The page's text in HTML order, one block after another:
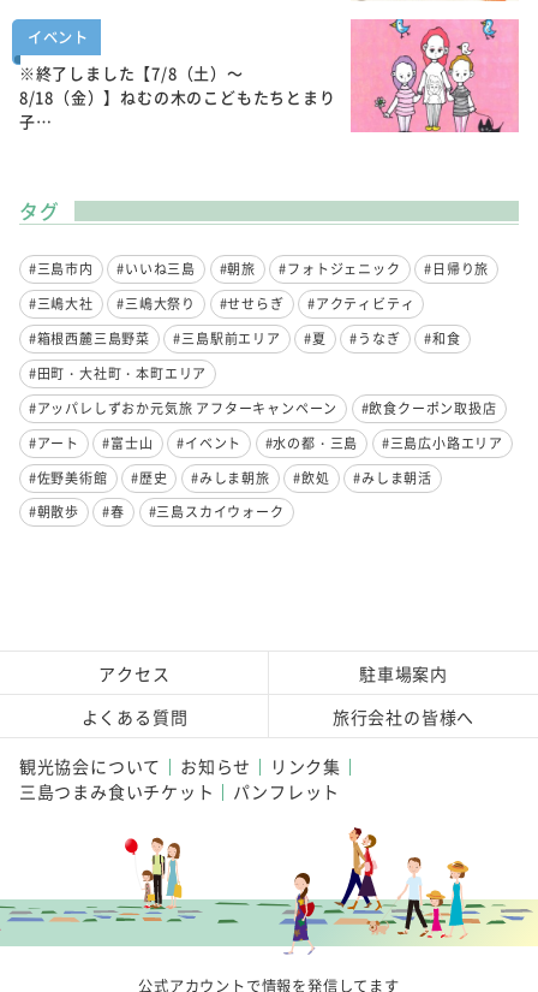
イベント
※終了しました【7/8（土）～
8/18（金）】ねむの木のこどもたちとまり
子…
タグ
#三島市内 #いいね三島 #朝旅 #フォトジェニック
#日帰り旅
#三嶋大社
#三嶋大祭り #せせらぎ
#アクティビティ
#箱根西麓三島野菜
#三島駅前エリア #夏 #うなぎ
#和食
#田町・大社町・本町エリア
#アッパレしずおか元気旅 アフターキャンペーン
#飲食クーポン取扱店
#アート
#富士山 #イベント #水の都・三島
#三島広小路エリア
#佐野美術館
#歴史 #みしま朝旅 #飲処
#みしま朝活
#朝散歩
#春 #三島スカイウォーク
アクセス
駐車場案内
よくある質問
旅行会社の皆様へ
観光協会について お知らせ
リンク集
三島つまみ食いチケット
パンフレット
公式アカウントで情報を発信してます